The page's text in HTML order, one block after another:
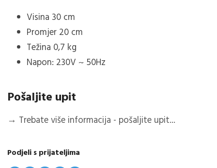
Visina 30 cm
Promjer 20 cm
Težina 0,7 kg
Napon: 230V ~ 50Hz
Pošaljite upit
→ Trebate više informacija - pošaljite upit...
Podjeli s prijateljima